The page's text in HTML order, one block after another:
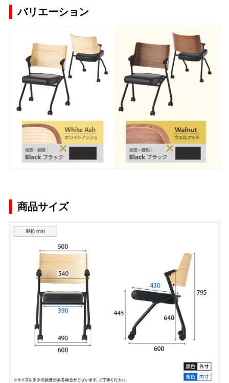
バリエーション
商品サイズ